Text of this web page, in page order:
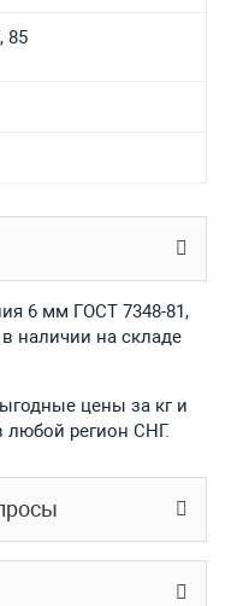
85
6 мм ГОСТ 7348-81,
наличии на складе
цены за кг и
любой регион СНГ.